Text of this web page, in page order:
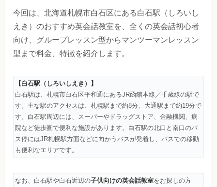
今回は、北海道札幌市白石区にある白石駅（しろいし
えき）のおすすめ英会話教室を、全くの英会話初心者
向け、グループレッスン型からマンツーマンレッスン
型まで料金、特徴を紹介します。
【白石駅（しろいしえき）】
白石駅は、札幌市白石区平和通にあるJR函館本線／千歳線の駅で
す。主な駅のアクセスは、札幌駅まで約8分、大通駅まで約19分で
す。白石駅周辺には、スーパーやドラッグストア、金融機関、病
院など徒歩圏で便利な施設があります。白石駅の北口と南口のバ
ス停にはJR札幌駅方面などに向かうバスが発着し、バスでの移動
も便利なエリアです。
なお、白石駅や白石近辺の子供向けの英会話教室をお探しの方